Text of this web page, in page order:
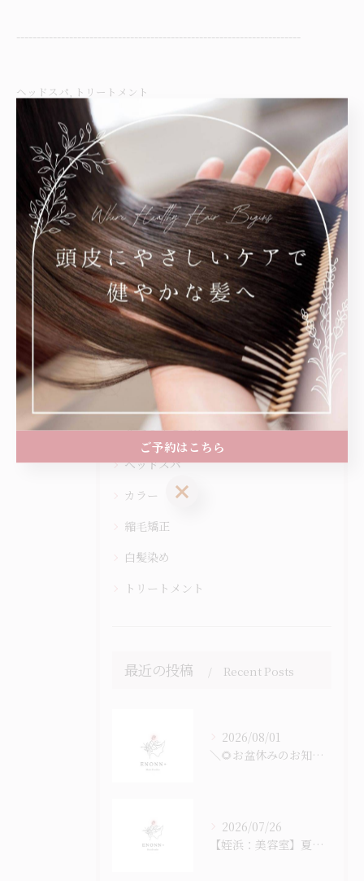
----------------------------------------------------------------------
ヘッドスパ トリートメント
< 前のページ 一覧に戻る 次のページ >
関連タグ
#大人女性 #ヘッドスパ #下山門 #姪浜
Categories
全てのカテゴリー
ヘッドスパ
カラー
縮毛矯正
白髪染め
トリートメント
最近の投稿 Recent Posts
2026/08/01
＼🌻お盆休みのお知らせ🎐／
2026/07/26
【姪浜：美容室】夏のヘッドスパ始まっています
ご予約はこちら
ご予約はこちら